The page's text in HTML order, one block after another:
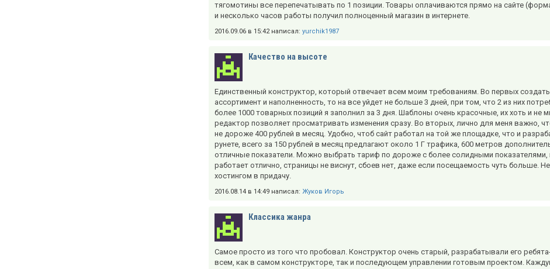
тягомотины все перепечатывать по 1 позиции. Товары оплачиваются прямо на сайте
и несколько часов работы получил полноценный магазин в интернете.
2016.09.06 в 15:42 написал: yurchik1987
Качество на высоте
Единственный конструктор, который отвечает всем моим требованиям. Во первых
ассортимент и наполненность, то на все уйдет не больше 3 дней, при том, что 2 из них
более 1000 товарных позиций я заполнил за 3 дня. Шаблоны очень красочные, их хоть и не
редактор позволяет просматривать изменения сразу. Во вторых, лично для меня важно,
не дороже 400 рублей в месяц. Удобно, чтоб сайт работал на той же площадке, что и
рунете, всего за 150 рублей в месяц предлагают около 1 Г трафика, 600 метров
отличные показатели. Можно выбрать тариф по дороже с более солидными показателями,
работает отлично, страницы не виснут, сбоев нет, даже если посещаемость чуть больше.
хостингом в придачу.
2016.08.14 в 14:49 написал: Жуков Игорь
Классика жанра
Самое просто из того что пробовал. Конструктор очень старый, разрабатывали его
всем, как в самом конструкторе, так и последующем управлении готовым проектом.